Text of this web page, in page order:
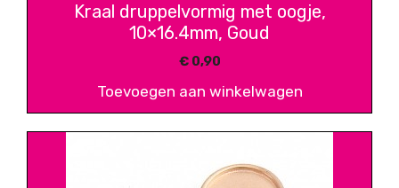
Kraal druppelvormig met oogje,
10×16.4mm, Goud
€0,90
Toevoegen aan winkelwagen